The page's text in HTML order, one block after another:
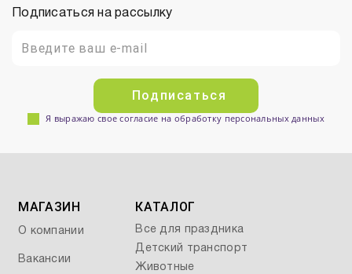
Подписаться на рассылку
Подписаться
Я выражаю свое согласие на обработку персональных данных
МАГАЗИН
О компании
Вакансии
КАТАЛОГ
Все для праздника
Детский транспорт
Животные